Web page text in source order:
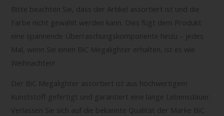
Bitte beachten Sie, dass der Artikel assortiert ist und die
Farbe nicht gewählt werden kann. Dies fügt dem Produkt
eine spannende Überraschungskomponente hinzu – jedes
Mal, wenn Sie einen BiC Megalighter erhalten, ist es wie
Weihnachten!
Der BiC Megalighter assortiert ist aus hochwertigem
Kunststoff gefertigt und garantiert eine lange Lebensdauer.
Verlassen Sie sich auf die bekannte Qualität der Marke BiC